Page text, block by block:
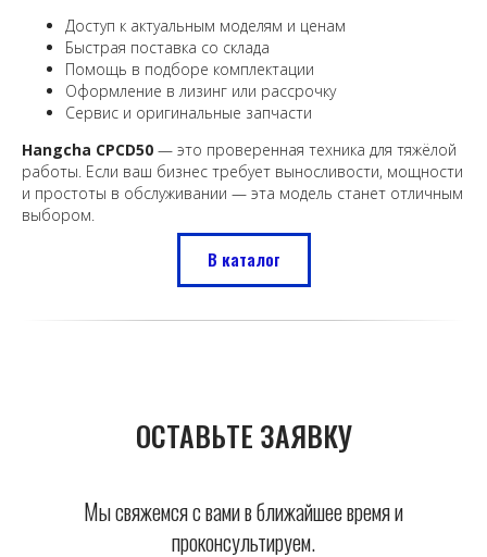
Доступ к актуальным моделям и ценам
Быстрая поставка со склада
Помощь в подборе комплектации
Оформление в лизинг или рассрочку
Сервис и оригинальные запчасти
Hangcha CPCD50 — это проверенная техника для тяжёлой
работы. Если ваш бизнес требует выносливости, мощности
и простоты в обслуживании — эта модель станет отличным
выбором.
В каталог
ОСТАВЬТЕ ЗАЯВКУ
Мы свяжемся с вами в ближайшее время и
проконсультируем.